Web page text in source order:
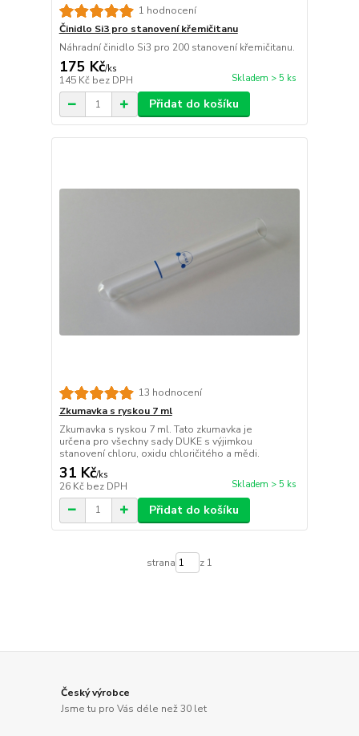
1 hodnocení
Činidlo Si3 pro stanovení křemičitanu
Náhradní činidlo Si3 pro 200 stanovení křemičitanu.
175 Kč/ks
145 Kč bez DPH Skladem > 5 ks
Přidat do košíku
13 hodnocení
Zkumavka s ryskou 7 ml
Zkumavka s ryskou 7 ml. Tato zkumavka je
určena pro všechny sady DUKE s výjimkou
stanovení chloru, oxidu chloričitého a mědi.
31 Kč/ks
26 Kč bez DPH Skladem > 5 ks
Přidat do košíku
strana z 1
Český výrobce
Jsme tu pro Vás déle než 30 let